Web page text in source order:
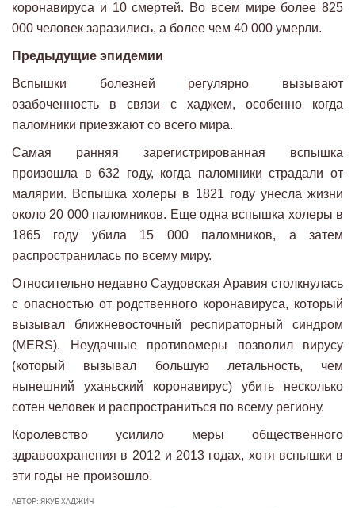
коронавируса и 10 смертей. Во всем мире более 825
000 человек заразились, а более чем 40 000 умерли.
Предыдущие эпидемии
Вспышки болезней регулярно вызывают
озабоченность в связи с хаджем, особенно когда
паломники приезжают со всего мира.
Самая ранняя зарегистрированная вспышка
произошла в 632 году, когда паломники страдали от
малярии. Вспышка холеры в 1821 году унесла жизни
около 20 000 паломников. Еще одна вспышка холеры в
1865 году убила 15 000 паломников, а затем
распространилась по всему миру.
Относительно недавно Саудовская Аравия столкнулась
с опасностью от родственного коронавируса, который
вызывал ближневосточный респираторный синдром
(MERS). Неудачные противомеры позволил вирусу
(который вызывал большую летальность, чем
нынешний уханьский коронавирус) убить несколько
сотен человек и распространиться по всему региону.
Королевство усилило меры общественного
здравоохранения в 2012 и 2013 годах, хотя вспышки в
эти годы не произошло.
АВТОР: ЯКУБ ХАДЖИЧ